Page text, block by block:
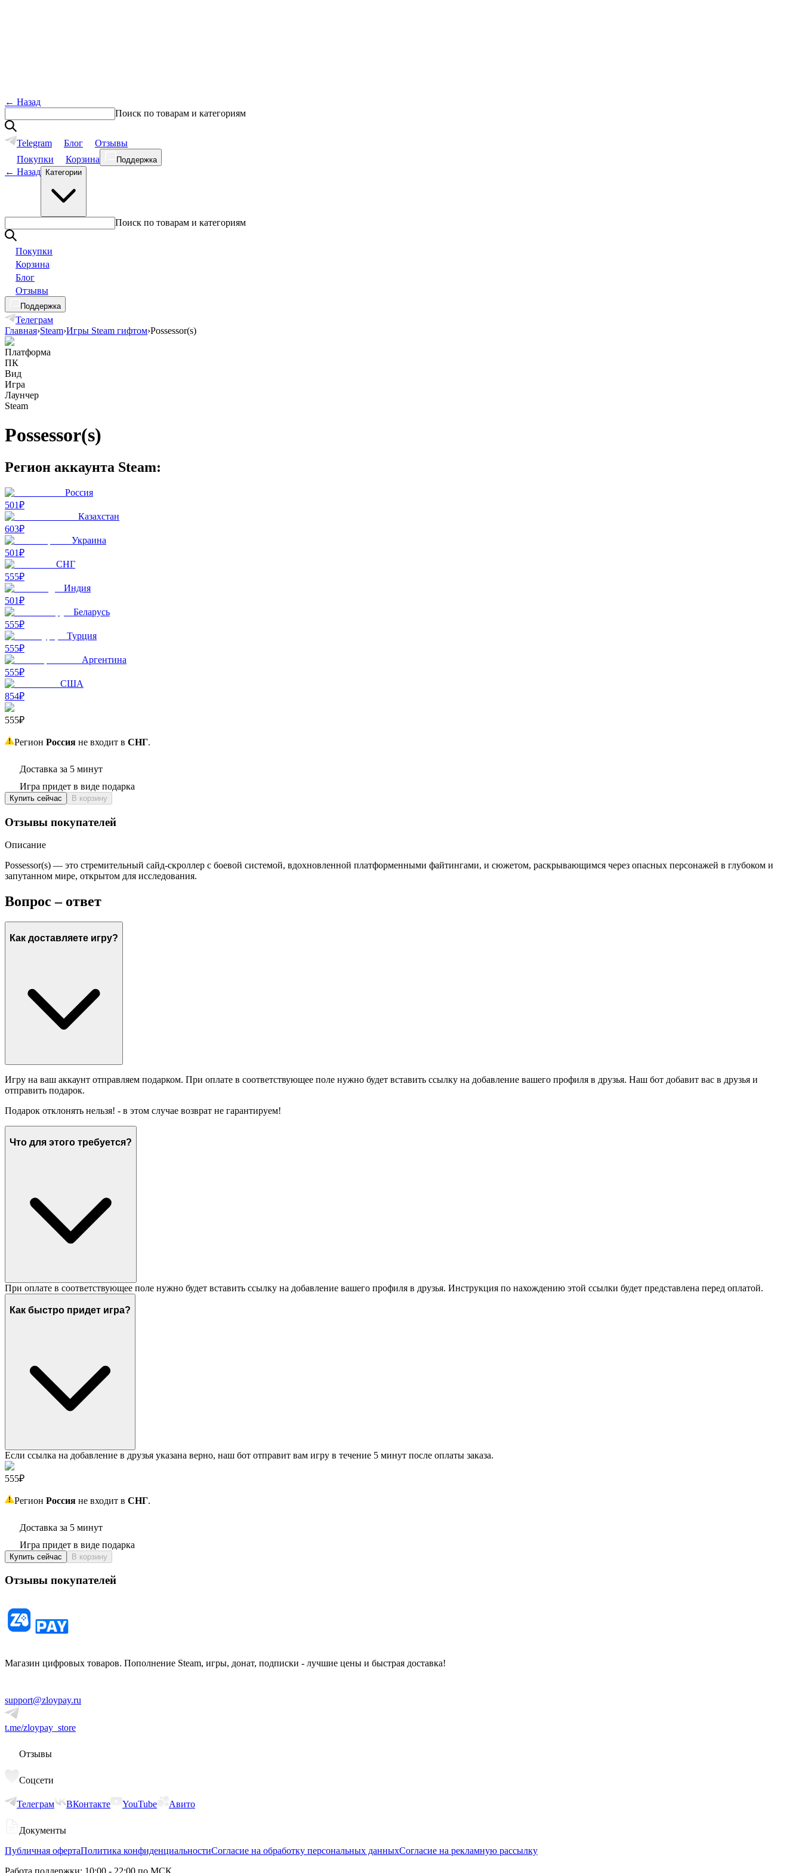
← Назад
Поиск по товарам и категориям
Telegram Блог
Отзывы
Покупки
Корзина Поддержка
← Назад Категории
Поиск по товарам и категориям
Покупки
Корзина
Блог
Отзывы
Поддержка
Телеграм
Главная›Steam›Игры Steam гифтом›Possessor(s)
Платформа
ПК
Вид
Игра
Лаунчер
Steam
Possessor(s)
Регион аккаунта Steam:
Россия
501₽
Казахстан
603₽
Украина
501₽
СНГ
555₽
Индия
501₽
Беларусь
555₽
Турция
555₽
Аргентина
555₽
США
854₽
555₽
Регион Россия не входит в СНГ.
Доставка за 5 минут
Игра придет в виде подарка
Купить сейчас В корзину
Отзывы покупателей
Описание
Possessor(s) — это стремительный сайд-скроллер с боевой системой, вдохновленной платформенными файтингами, и сюжетом, раскрывающимся через опасных персонажей в глубоком и
запутанном мире, открытом для исследования.
Вопрос – ответ
Как доставляете игру?
Игру на ваш аккаунт отправляем подарком. При оплате в соответствующее поле нужно будет вставить ссылку на добавление вашего профиля в друзья. Наш бот добавит вас в друзья и
отправить подарок.
Подарок отклонять нельзя! - в этом случае возврат не гарантируем!
Что для этого требуется?
При оплате в соответствующее поле нужно будет вставить ссылку на добавление вашего профиля в друзья. Инструкция по нахождению этой ссылки будет представлена перед оплатой.
Как быстро придет игра?
Если ссылка на добавление в друзья указана верно, наш бот отправит вам игру в течение 5 минут после оплаты заказа.
555₽
Регион Россия не входит в СНГ.
Доставка за 5 минут
Игра придет в виде подарка
Купить сейчас В корзину
Отзывы покупателей
Магазин цифровых товаров. Пополнение Steam, игры, донат, подписки - лучшие цены и быстрая доставка!
support@zloypay.ru
t.me/zloypay_store
Отзывы
Соцсети
Телеграм ВКонтакте YouTube Авито
Документы
Публичная офертаПолитика конфиденциальностиСогласие на обработку персональных данныхСогласие на рекламную рассылку
Работа поддержки: 10:00 - 22:00 по МСК